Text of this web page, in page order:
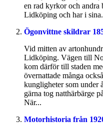
en rad kyrkor och andra
Lidköping och har i
Ögonvittne skildrar
Vid mitten av
Lidköping. Vägen till
kom därför till staden
övernattade många
kungligheter som under
gärna tog natthärbärge
När...
Motorhistoria från